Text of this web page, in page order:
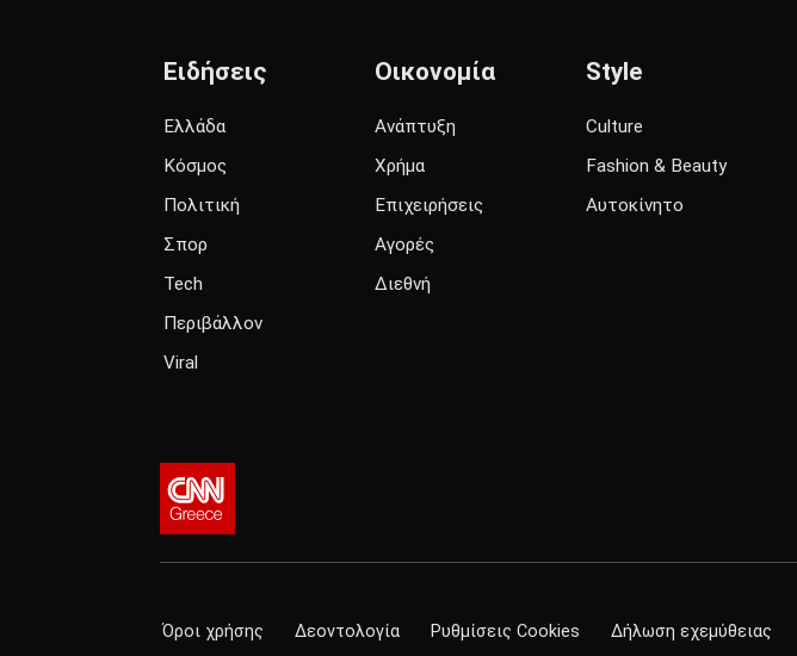
Ειδήσεις
Ελλάδα
Κόσμος
Πολιτική
Σπορ
Tech
Περιβάλλον
Viral
Οικονομία
Ανάπτυξη
Χρήμα
Επιχειρήσεις
Αγορές
Διεθνή
Style
Culture
Fashion & Beauty
Αυτοκίνητο
Όροι χρήσης Δεοντολογία Ρυθμίσεις Cookies Δήλωση εχεμύθειας